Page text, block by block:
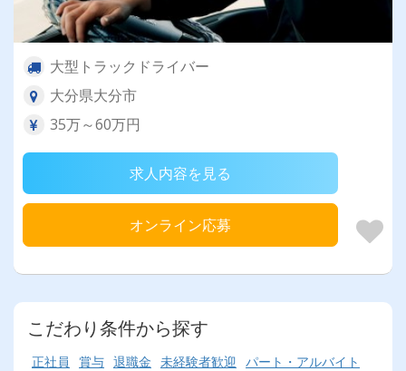
大型トラックドライバー
大分県大分市
35万～60万円
求人内容を見る
オンライン応募
こだわり条件から探す
正社員 賞与 退職金 未経験者歓迎 パート・アルバイト